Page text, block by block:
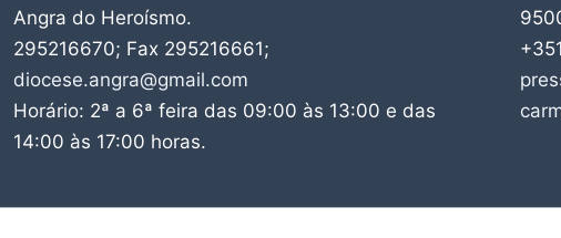
Angra do Heroísmo.
295216670; Fax 295216661;
diocese.angra@gmail.com
Horário: 2ª a 6ª feira das 09:00 às 13:00 e das
14:00 às 17:00 horas.